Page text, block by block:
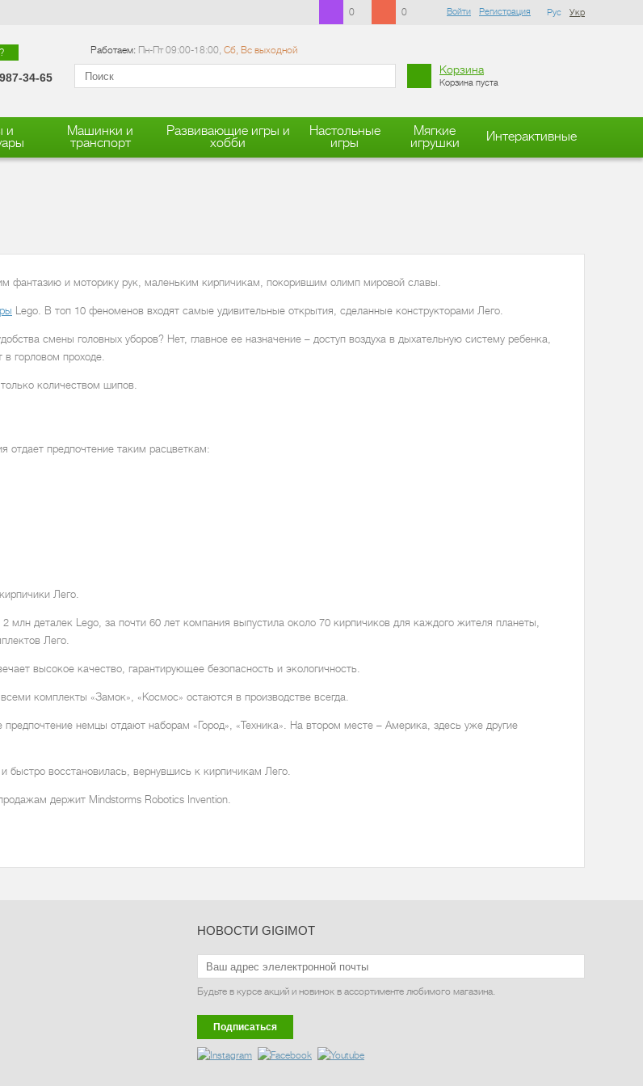
0 0 Войти Регистрация Рус Укр
34-65
Работаем: Пн-Пт 09:00-18:00, Сб, Вс выходной
Корзина
Корзина пуста
и
Машинки и
транспорт
Развивающие игры и
хобби
Настольные
игры
Мягкие
игрушки
Интерактивные
и моторику рук, маленьким кирпичикам, покорившим олимп мировой славы.
Lego. В топ 10 феноменов входят самые удивительные открытия, сделанные конструкторами Лего.
смены головных уборов? Нет, главное ее назначение – доступ воздуха в дыхательную систему ребенка,
в горловом проходе.
количеством шипов.
отдает предпочтение таким расцветкам:
Лего.
деталек Lego, за почти 60 лет компания выпустила около 70 кирпичиков для каждого жителя планеты,
Лего.
высокое качество, гарантирующее безопасность и экологичность.
комплекты «Замок», «Космос» остаются в производстве всегда.
предпочтение немцы отдают наборам «Город», «Техника». На втором месте – Америка, здесь уже другие
быстро восстановилась, вернувшись к кирпичикам Лего.
держит Mindstorms Robotics Invention.
НОВОСТИ GIGIMOT
Будьте в курсе акций и новинок в ассортименте любимого магазина.
Подписаться